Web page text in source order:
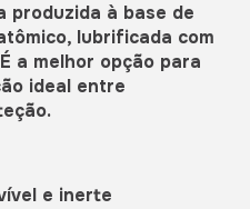
produzida à base de
lubrificada com
a melhor opção para
ideal entre
e inerte